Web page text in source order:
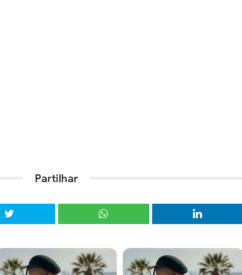
Partilhar